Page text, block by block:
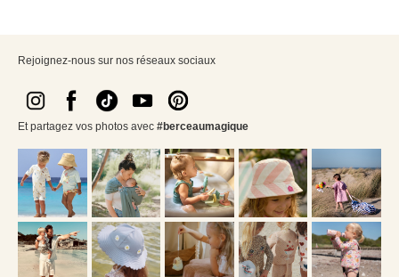
Rejoignez-nous sur nos réseaux sociaux
Et partagez vos photos avec #berceaumagique